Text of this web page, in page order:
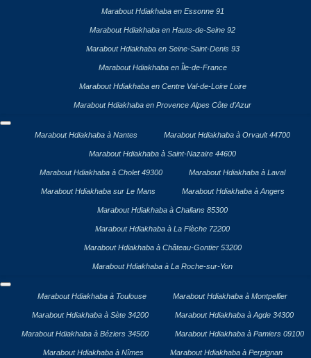
Marabout Hdiakhaba en Essonne 91
Marabout Hdiakhaba en Hauts-de-Seine 92
Marabout Hdiakhaba en Seine-Saint-Denis 93
Marabout Hdiakhaba en Île-de-France
Marabout Hdiakhaba en Centre Val-de-Loire Loire
Marabout Hdiakhaba en Provence Alpes Côte d’Azur
Marabout Hdiakhaba à Nantes Marabout Hdiakhaba à Orvault 44700
Marabout Hdiakhaba à Saint-Nazaire 44600
Marabout Hdiakhaba à Cholet 49300 Marabout Hdiakhaba à Laval
Marabout Hdiakhaba sur Le Mans Marabout Hdiakhaba à Angers
Marabout Hdiakhaba à Challans 85300
Marabout Hdiakhaba à La Flèche 72200
Marabout Hdiakhaba à Château-Gontier 53200
Marabout Hdiakhaba à La Roche-sur-Yon
Marabout Hdiakhaba à Toulouse Marabout Hdiakhaba à Montpellier
Marabout Hdiakhaba à Sète 34200 Marabout Hdiakhaba à Agde 34300
Marabout Hdiakhaba à Béziers 34500 Marabout Hdiakhaba à Pamiers 09100
Marabout Hdiakhaba à Nîmes Marabout Hdiakhaba à Perpignan